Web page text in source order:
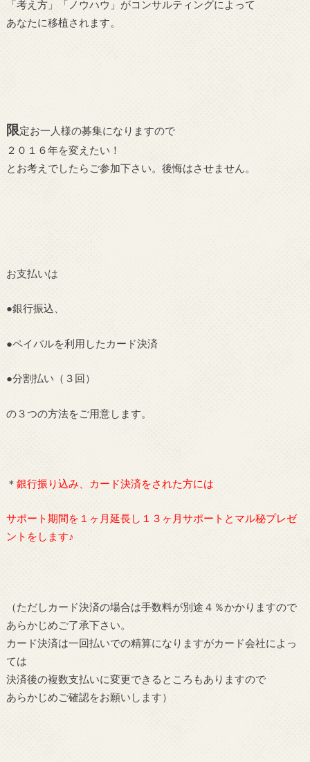
「考え方」「ノウハウ」がコンサルティングによって
あなたに移植されます。
限定お一人様の募集になりますので
２０１６年を変えたい！
とお考えでしたらご参加下さい。後悔はさせません。
お支払いは
●銀行振込、
●ペイパルを利用したカード決済
●分割払い（３回）
の３つの方法をご用意します。
＊ 銀行振り込み、カード決済をされた方には
サポート期間を１ヶ月延長し１３ヶ月サポートとマル秘プレゼ
ントをします♪
（ただしカード決済の場合は手数料が別途４％かかりますので
あらかじめご了承下さい。
カード決済は一回払いでの精算になりますがカード会社によっ
ては
決済後の複数支払いに変更できるところもありますので
あらかじめご確認をお願いします）